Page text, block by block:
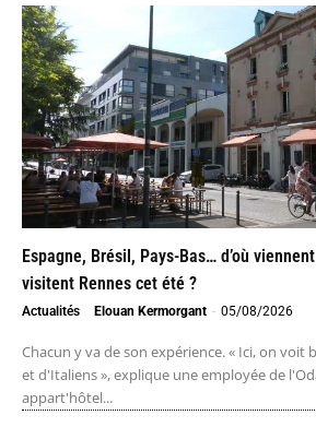
Espagne, Brésil, Pays-Bas… d’où
visitent Rennes cet été ?
Actualités Elouan Kermorgant - 05/08/2026
Chacun y va de son expérience. « Ici, on voit
et d'Italiens », explique une employée de
appart'hôtel...